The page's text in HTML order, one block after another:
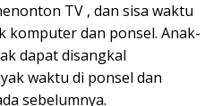
TV , dan sisa waktu
komputer dan ponsel. Anak-
dapat disangkal
waktu di ponsel dan
sebelumnya.